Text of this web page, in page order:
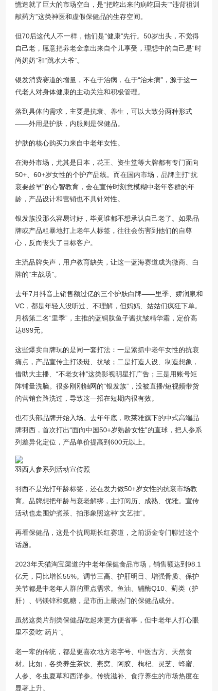
慌造就了巨大的市场空白，是“把吃出来的病吃回去”“违背祖训
献药方”这类神医和虚假保健品的生存空间。
但70后这代人不一样，他们是“健康”先行。50岁出头，不觉得
自己老，愿意把养老金拿出来自个儿享受，理想中的自己是“时
尚奶奶”和“跳水大爷”。
银发消费赛道的增量，不在于治病，在于“治未病”，源于这一
代老人对身体健康的主动关注和积极管理。
落到具体的需求，主要是抗衰、养生，可以大致分两种形式
——外用是护肤，内服则是保健品。
护肤的核心购买力来自中老年女性。
在海外市场，尤其是日本，花王、资生堂等大牌都有专门面向
50+、60+岁女性的个护产品线。而在国内市场，品牌主打“抗
衰要趁早”的心智教育，会在宣传时刻意模糊中老年客群的年
龄，产品设计和营销也不具针对性。
银发族没那么容易讨好，毕竟谁都不想承认自己老了。如果品
牌或产品粗暴地打上老年人标签，往往会伤害到他们的自尊
心，反而丧失了目标客户。
主流品牌失声，用户教育缺失，让这一蓝海赛道成为微商、白
牌的“主战场”。
去年7月抖音上销售额过亿的三个护肤白牌——里季、娇润泉和
VC，都是年轻人没听过、不理解，但妈妈、姑姑们疯狂下单。
月榜第二名“里季”，主推的蓝铜肽鱼子酱抗皱精华霜，定价高
达899元。
这些爆卖白牌玩的是同一套打法：一是紧抓中老年女性的抗衰
痛点，产品宣传主打淡斑、抗皱；二是打造人设、制造想象，
借助大主播、“不老女神”这类影视明星打广告；三是用账号矩
阵铺量洗脑。很多刚刚触网的“银发族”，没被直播/短视频带货
的营销套路洗过，导致这一招在短期内很有效。
也有头部品牌开始入场。去年年底，欧莱雅旗下的中式高端品
牌羽西，首次打出“面向中国50+岁熟龄女性”的直球，把人参系
列差异化定位，产品单价提高到600元以上。
羽西人参系列活动宣传照
羽西不是光打年龄标签，还在发力做50+岁女性的抗衰市场教
育。品牌想把年龄与衰老解绑，主打阅历、成熟、优雅。宣传
活动也走围炉煮茶、拍形象照这种“文艺挂”。
再看保健品，这是个抗周期长红赛道，之前沥金专门聊过这个
话题。
2023年天猫淘宝渠道的中老年保健食品市场，销售额达到98.1
亿元，同比增长55%。调节三高、护肝明目、增强骨质、保护
关节都是中老年人群的重点需求。鱼油、辅酶Q10、蓟类（护
肝）、钙镁锌和氨糖，是市面上最热门的保健品成分。
虽然这类片剂类保健品吃起来更方便省事，但中老年人打心眼
里不爱吃“药片”。
老一辈的传统，都是更喜欢地方老字号、中医古方、天然食
材。比如，各类养生茶饮、燕窝、阿胶、枸杞、灵芝、蜂蜜、
人参、冬虫夏草和西洋参。传统滋补、食疗养生的市场热度在
显著上升。